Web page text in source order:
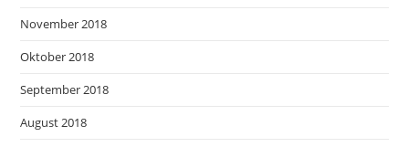
November 2018
Oktober 2018
September 2018
August 2018